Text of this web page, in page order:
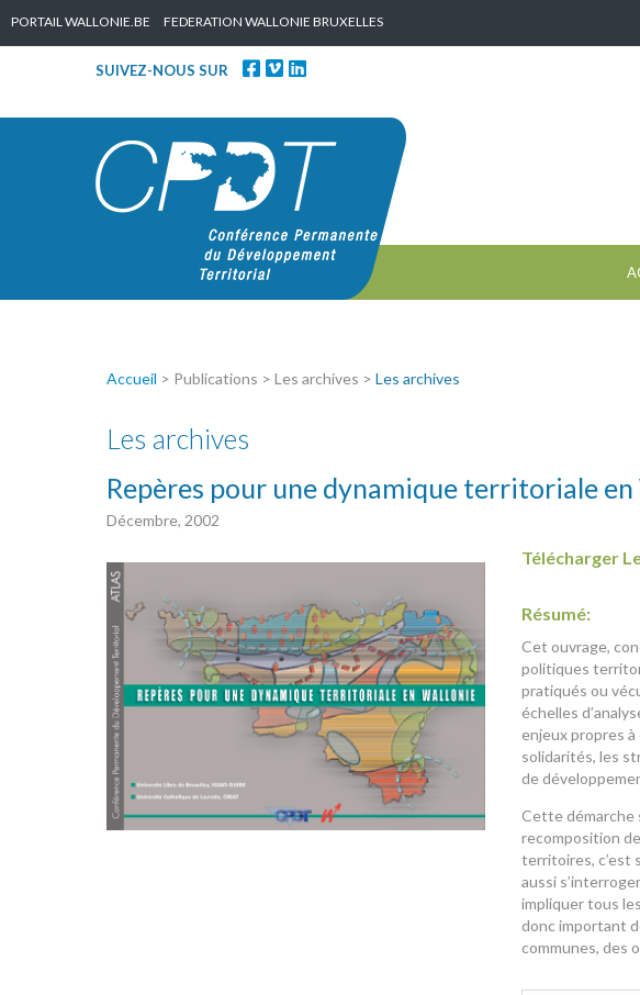
PORTAIL WALLONIE.BE FEDERATION WALLONIE BRUXELLES
SUIVEZ-NOUS SUR
Accueil > Publications > Les archives > Les archives
Les archives
Repères pour une dynamique territoriale
Décembre, 2002
Télécharger
Résumé:
Cet ouvrage,
politiques
pratiqués ou
échelles
enjeux propres
solidarités, les
de
Cette démarche
recomposition
territoires, c’est
aussi
impliquer tous
donc important
communes, des